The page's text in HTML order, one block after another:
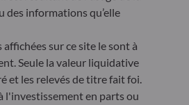
Russie ou en Biélorussie, à
d’un État membre de l’Union
physiques titulaires d’un titre
dans un État membre.
des informations qu’elle
sur ce site le sont à
Seule la valeur liquidative
et les relevés de titre fait foi.
l'investissement en parts ou